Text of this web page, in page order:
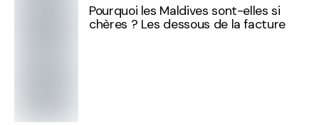
Pourquoi les Maldives sont-elles si
chères ? Les dessous de la facture